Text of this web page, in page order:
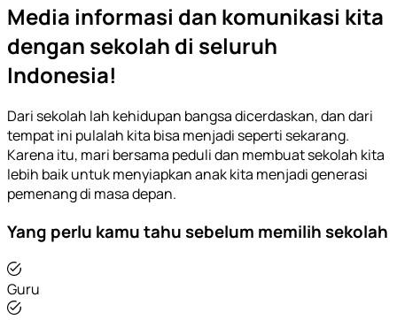
Media informasi dan komunikasi kita
dengan sekolah di seluruh
Indonesia!
Dari sekolah lah kehidupan bangsa dicerdaskan, dan dari
tempat ini pulalah kita bisa menjadi seperti sekarang.
Karena itu, mari bersama peduli dan membuat sekolah kita
lebih baik untuk menyiapkan anak kita menjadi generasi
pemenang di masa depan.
Yang perlu kamu tahu sebelum memilih sekolah
Guru